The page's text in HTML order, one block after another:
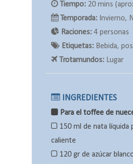
Tiempo: 20 mins
Temporada: Invierno,
Raciones: 4 personas
Etiquetas: Bebida,
Trotamundos: Lugar
INGREDIENTES
Para el toffee de
150 ml de nata líquida
caliente
120 gr de azúcar